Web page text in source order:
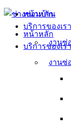
Skip
content
หน้าหลัก
บริการของเรา
งานซ่
หน้าหลัก
บริการของเรา
งานซ่